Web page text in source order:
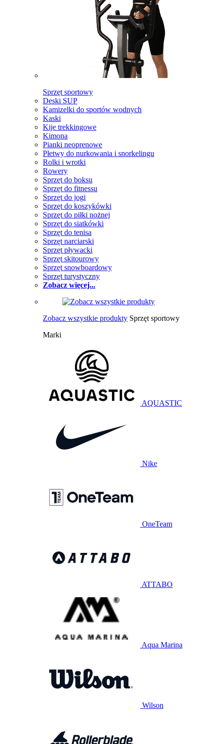
Sprzęt sportowy
Deski SUP
Kamizelki do sportów wodnych
Kaski
Kije trekkingowe
Kimona
Pianki neoprenowe
Płetwy do nurkowania i snorkelingu
Rolki i wrotki
Rowery
Sprzęt do boksu
Sprzęt do fitnessu
Sprzęt do jogi
Sprzęt do koszykówki
Sprzęt do piłki nożnej
Sprzęt do siatkówki
Sprzęt do tenisa
Sprzęt narciarski
Sprzęt pływacki
Sprzęt skitourowy
Sprzęt snowboardowy
Sprzęt turystyczny
Zobacz więcej...
Zobacz wszystkie produkty Sprzęt sportowy
Marki
AQUASTIC
Nike
OneTeam
ATTABO
Aqua Marina
Wilson